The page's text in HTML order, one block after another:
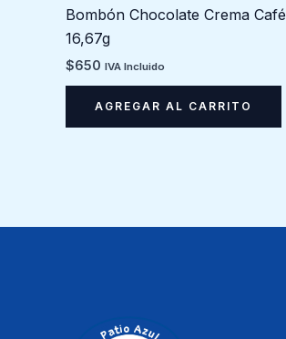
Bombón Chocolate Crema Café
16,67g
$650 IVA Incluido
AGREGAR AL CARRITO